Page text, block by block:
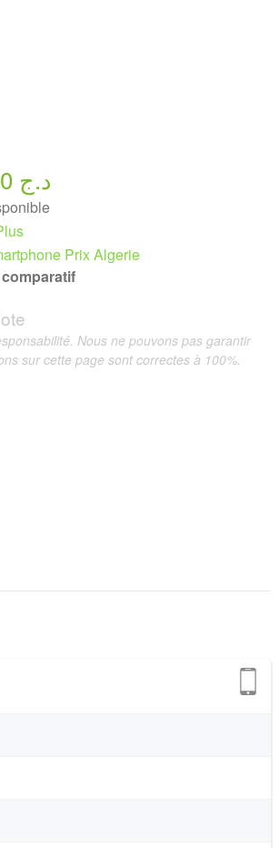
55,000.00 د.ج
Prix Algerie
Nous ne pouvons pas garantir
sur cette page sont correctes à 100%.